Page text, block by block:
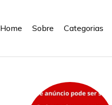
Home Sobre Categorias